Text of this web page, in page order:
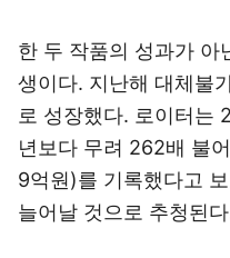
한 두 작품의 성과가 아
생이다. 지난해 대체불
로 성장했다. 로이터는
년보다 무려 262배 불
9억원)를 기록했다고
늘어날 것으로 추청된